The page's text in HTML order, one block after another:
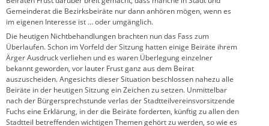
Gemeinderat die Bezirksbeiräte nur dann anhören mögen, wenn es
im eigenen Interesse ist … oder umgänglich.
Die heutigen Nichtbehandlungen brachten nun das Fass zum
Überlaufen. Schon im Vorfeld der Sitzung hatten einige Beiräte ihrem
Ärger Ausdruck verliehen und es waren Überlegung einzelner
bekannt geworden, vor lauter Frust ganz aus dem Beirat
auszuscheiden. Angesichts dieser Situation beschlossen nahezu alle
Beiräte in der heutigen Sitzung ein Zeichen zu setzen. Unmittelbar
nach der Bürgersprechstunde verlas der Stadtteilvereinsvorsitzende
Fuchs eine Erklärung, in der die Beiräte forderten, künftig zu allen den
Stadtteil betreffenden wichtigen Themen gehört zu werden, so wie es